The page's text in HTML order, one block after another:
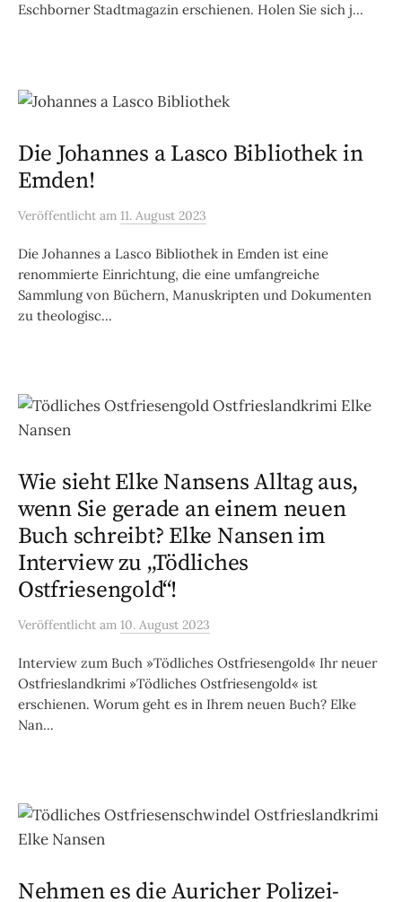
Eschborner Stadtmagazin erschienen. Holen Sie sich j...
Die Johannes a Lasco Bibliothek in
Emden!
Veröffentlicht am 11. August 2023
Die Johannes a Lasco Bibliothek in Emden ist eine
renommierte Einrichtung, die eine umfangreiche
Sammlung von Büchern, Manuskripten und Dokumenten
zu theologisc...
Wie sieht Elke Nansens Alltag aus,
wenn Sie gerade an einem neuen
Buch schreibt? Elke Nansen im
Interview zu „Tödliches
Ostfriesengold“!
Veröffentlicht am 10. August 2023
Interview zum Buch »Tödliches Ostfriesengold« Ihr neuer
Ostfrieslandkrimi »Tödliches Ostfriesengold« ist
erschienen. Worum geht es in Ihrem neuen Buch? Elke
Nan...
Nehmen es die Auricher Polizei-